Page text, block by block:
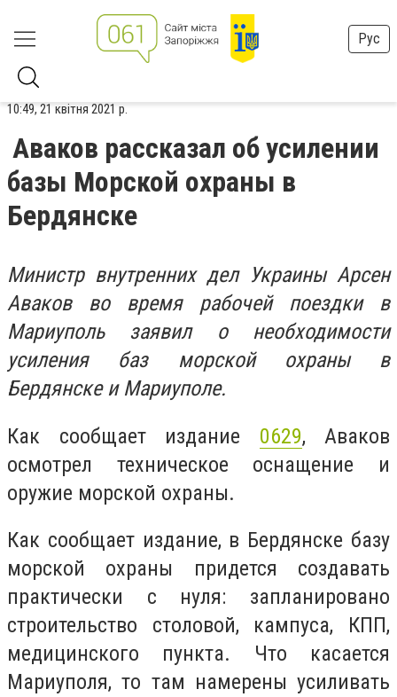
Рус
10:49, 21 квітня 2021 р.
Аваков рассказал об усилении
базы Морской охраны в
Бердянске
Министр внутренних дел Украины Арсен
Аваков во время рабочей поездки в
Мариуполь заявил о необходимости
усиления баз морской охраны в
Бердянске и Мариуполе.
Как сообщает издание 0629, Аваков
осмотрел техническое оснащение и
оружие морской охраны.
Как сообщает издание, в Бердянске базу
морской охраны придется создавать
практически с нуля: запланировано
строительство столовой, кампуса, КПП,
медицинского пункта. Что касается
Мариуполя, то там намерены усиливать